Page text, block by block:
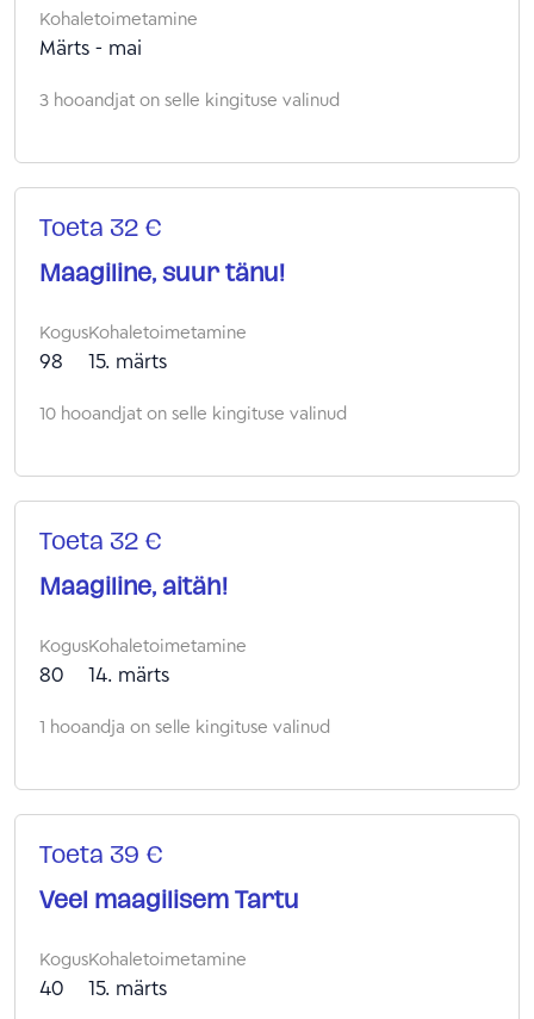
Kohaletoimetamine
Märts - mai
3 hooandjat on selle kingituse valinud
Toeta 32 €
Maagiline, suur tänu!
Kogus
98
Kohaletoimetamine
15. märts
10 hooandjat on selle kingituse valinud
Toeta 32 €
Maagiline, aitäh!
Kogus
80
Kohaletoimetamine
14. märts
1 hooandja on selle kingituse valinud
Toeta 39 €
Veel maagilisem Tartu
Kogus
40
Kohaletoimetamine
15. märts